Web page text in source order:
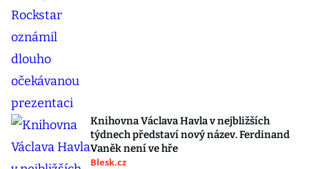
Knihovna Václava Havla v nejbližších
týdnech představí nový název. Ferdinand
Vaněk není ve hře
Blesk.cz